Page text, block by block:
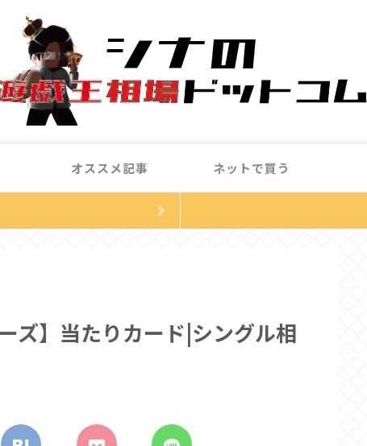
オススメ記事 ネットで買う
ズ】当たりカード|シングル相